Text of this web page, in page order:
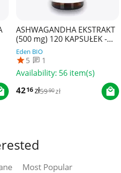
ASHWAGANDHA EKSTRAKT
(500 mg) 120 KAPSUŁEK -
SOUL FARM
Eden BIO
5 1
Availability: 56 item(s)
4216zł5990zł
Most Popular